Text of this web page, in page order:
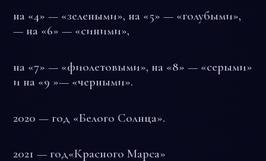
на «4» — «зелеными», на «5» — «голубыми»,
— на «6» — «синими»,
на «7» — «фиолетовыми», на «8» — «серыми»
и на «9 »— «черными».
2020 — год «Белого Солнца».
2021 — год«Красного Марса»